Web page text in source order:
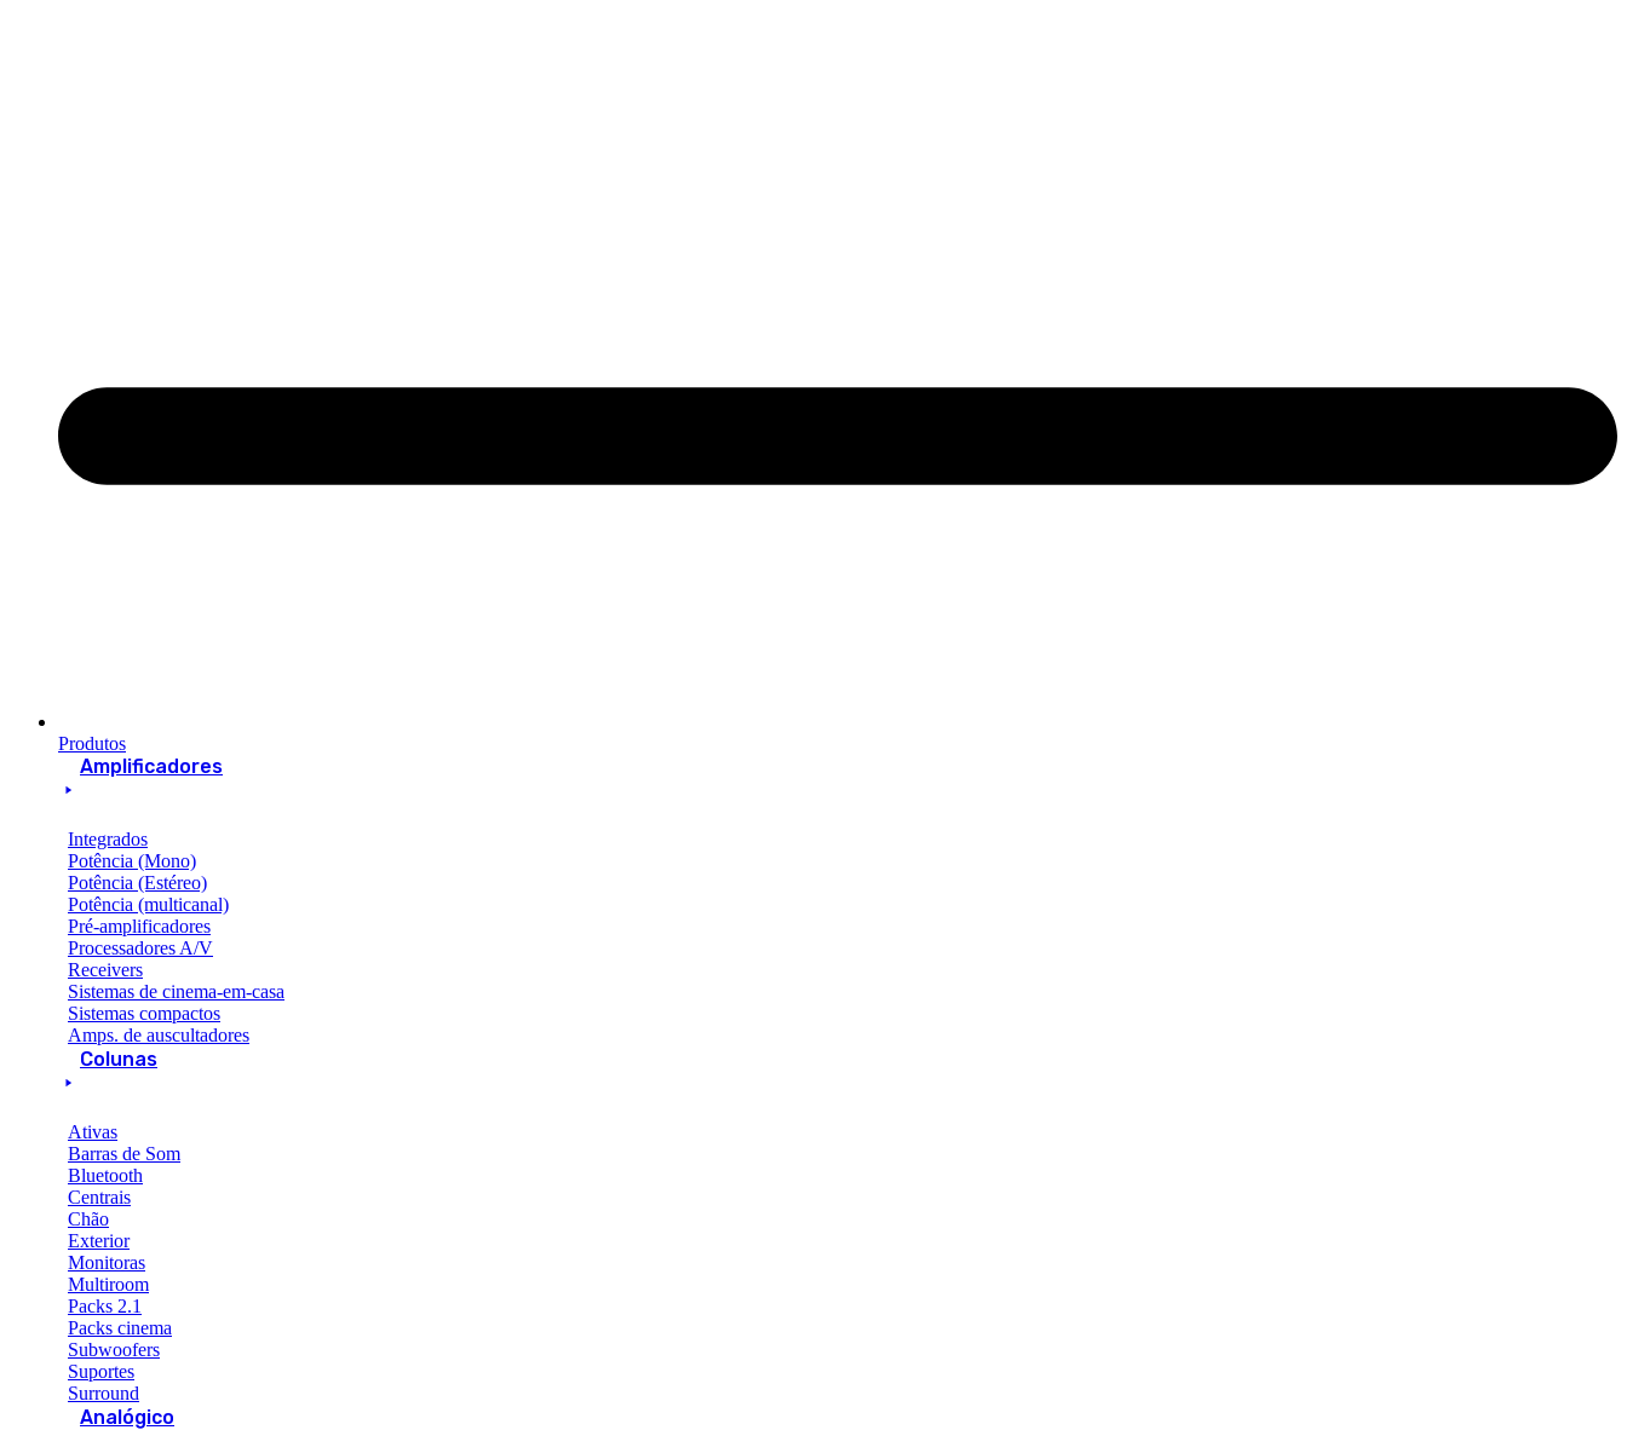
Produtos
Amplificadores
Integrados
Potência (Mono)
Potência (Estéreo)
Potência (multicanal)
Pré-amplificadores
Processadores A/V
Receivers
Sistemas de cinema-em-casa
Sistemas compactos
Amps. de auscultadores
Colunas
Ativas
Barras de Som
Bluetooth
Centrais
Chão
Exterior
Monitoras
Multiroom
Packs 2.1
Packs cinema
Subwoofers
Suportes
Surround
Analógico